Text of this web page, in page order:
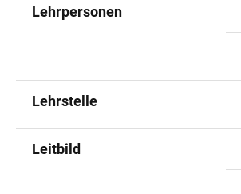
Lehrpersonen
Lehrstelle
Leitbild